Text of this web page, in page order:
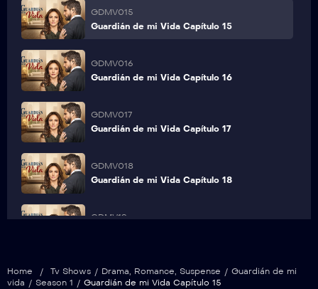
GDMV015
Guardián de mi Vida Capítulo 15
GDMV016
Guardián de mi Vida Capítulo 16
GDMV017
Guardián de mi Vida Capítulo 17
GDMV018
Guardián de mi Vida Capítulo 18
GDMV19
GDMV20
Guardián de mi Vida Capítulo 20
Home / Tv Shows / Drama, Romance, Suspense / Guardián de mi
vida / Season 1 / Guardián de mi Vida Capítulo 15